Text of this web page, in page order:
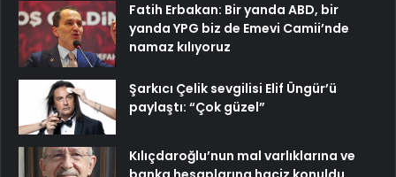
Fatih Erbakan: Bir yanda ABD, bir
yanda YPG biz de Emevi Camii’nde
namaz kılıyoruz
Şarkıcı Çelik sevgilisi Elif Üngür’ü
paylaştı: “Çok güzel”
Kılıçdaroğlu’nun mal varlıklarına ve